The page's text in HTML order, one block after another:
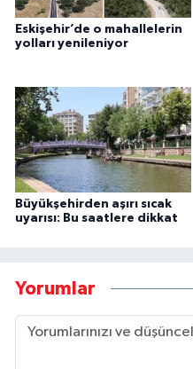
Eskişehir’de o mahallelerin
yolları yenileniyor
Büyükşehirden aşırı sıcak
uyarısı: Bu saatlere dikkat
Yorumlar